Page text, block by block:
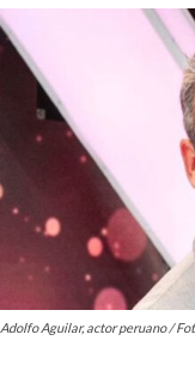
Adolfo Aguilar, actor peruano /